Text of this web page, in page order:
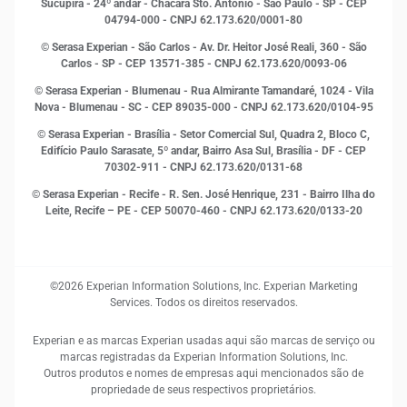
Leis e impostos
Marketing
Open Finance
Proteção de Dados
Sustentabilidade Corporativa
Sucupira - 24º andar - Chácara Sto. Antônio - São Paulo - SP - CEP
04794-000 - CNPJ 62.173.620/0001-80
© Serasa Experian - São Carlos - Av. Dr. Heitor José Reali, 360 - São
Carlos - SP - CEP 13571-385 - CNPJ 62.173.620/0093-06
© Serasa Experian - Blumenau - Rua Almirante Tamandaré, 1024 - Vila
Nova - Blumenau - SC - CEP 89035-000 - CNPJ 62.173.620/0104-95
© Serasa Experian - Brasília - Setor Comercial Sul, Quadra 2, Bloco C,
Edifício Paulo Sarasate, 5º andar, Bairro Asa Sul, Brasília - DF - CEP
70302-911 - CNPJ 62.173.620/0131-68
© Serasa Experian - Recife - R. Sen. José Henrique, 231 - Bairro Ilha do
Leite, Recife – PE - CEP 50070-460 - CNPJ 62.173.620/0133-20
©2026 Experian Information Solutions, Inc. Experian Marketing
Services. Todos os direitos reservados.
Experian e as marcas Experian usadas aqui são marcas de serviço ou
marcas registradas da Experian Information Solutions, Inc.
Outros produtos e nomes de empresas aqui mencionados são de
propriedade de seus respectivos proprietários.